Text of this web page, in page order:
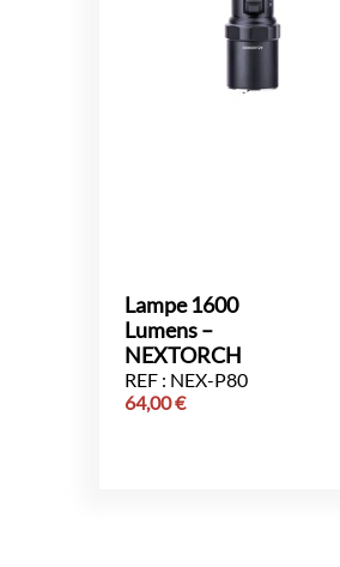
Lampe 1600
Lumens –
NEXTORCH
REF : NEX-P80
64,00€